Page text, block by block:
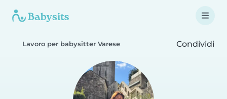
Lavoro per babysitter Varese Condividi